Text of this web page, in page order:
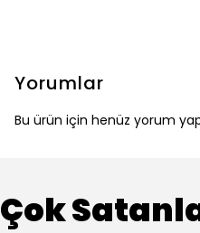
Yorumlar
Bu ürün için henüz yorum
Çok